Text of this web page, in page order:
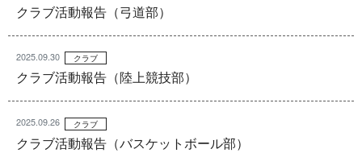
クラブ活動報告（弓道部）
2025.09.30 クラブ
クラブ活動報告（陸上競技部）
2025.09.26 クラブ
クラブ活動報告（バスケットボール部）